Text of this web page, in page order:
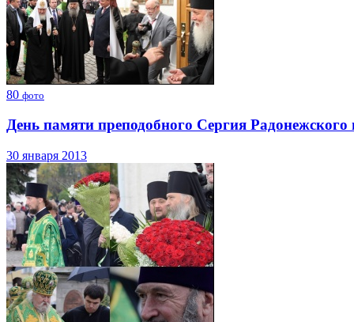
80 фото
День памяти преподобного Сергия
30 января 2013